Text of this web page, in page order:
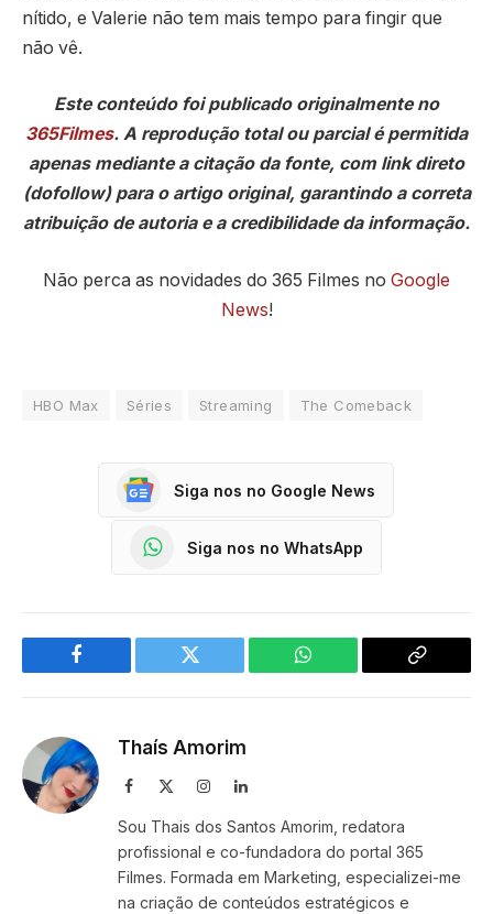
nítido, e Valerie não tem mais tempo para fingir que
não vê.
Este conteúdo foi publicado originalmente no
365Filmes. A reprodução total ou parcial é permitida
apenas mediante a citação da fonte, com link direto
(dofollow) para o artigo original, garantindo a correta
atribuição de autoria e a credibilidade da informação.
Não perca as novidades do 365 Filmes no Google
News!
HBO Max Séries Streaming The Comeback
Siga nos no Google News
Siga nos no WhatsApp
Facebook Twitter WhatsApp
Copy
Thaís Amorim
Facebook InstagramLinkedIn
Sou Thais dos Santos Amorim, redatora
profissional e co-fundadora do portal 365
Filmes. Formada em Marketing, especializei-me
na criação de conteúdos estratégicos e